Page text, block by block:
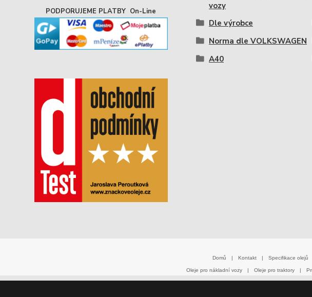
PODPORUJEME PLATBY On-Line
vozy
Dle výrobce
Norma dle VOLKSWAGEN
A40
Domů | Kontakt | Specifikace olejů
Oleje pro nákladní vozy | Oleje pro traktory |